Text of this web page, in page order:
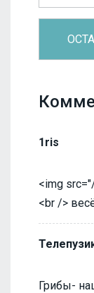
1ris
<img
<br />
Грибы-